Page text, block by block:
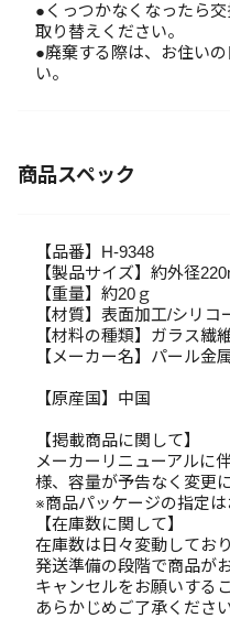
●くっつかなくなったら
取り替えください。
●廃棄する際は、お住い
い。
商品スペック
【品番】H-9348
【製品サイズ】約外径
【重量】約20ｇ
【材質】表面加工/シリ
【材料の種類】ガラス繊
【メーカー名】パール金
【原産国】中国
【掲載商品に関して】
メーカーリニューアルに
様、容量が予告なく変更
※商品パッケージの指定は
【在庫数に関して】
在庫数は日々変動しており
発送準備の段階で商品が
キャンセルをお願いする
あらかじめご了承ください